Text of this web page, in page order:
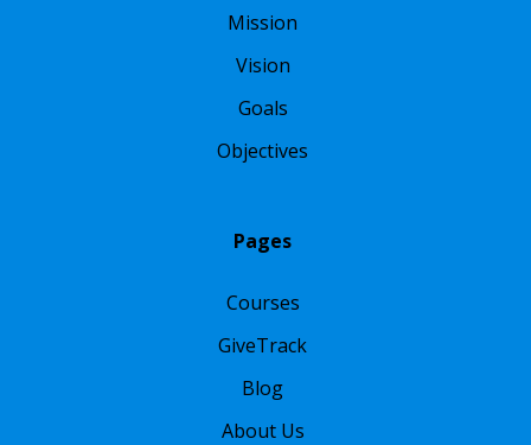
Mission
Vision
Goals
Objectives
Pages
Courses
GiveTrack
Blog
About Us